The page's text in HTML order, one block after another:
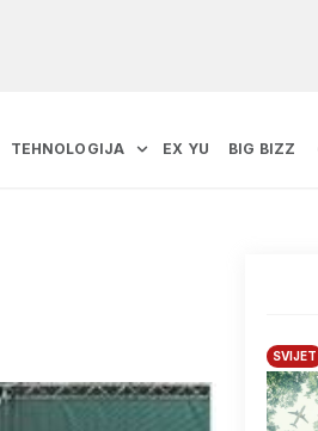
TEHNOLOGIJA EX YU BIG BIZZ
SVIJET